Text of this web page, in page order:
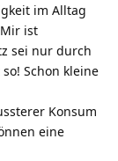
im Alltag
ist
sei nur durch
Schon kleine
Konsum
eine